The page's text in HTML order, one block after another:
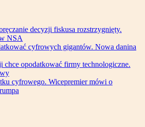
decyzji fiskusa rozstrzygnięty.
NSA
cyfrowych gigantów. Nowa danina
chce opodatkować firmy technologiczne.
cyfrowego. Wicepremier mówi o